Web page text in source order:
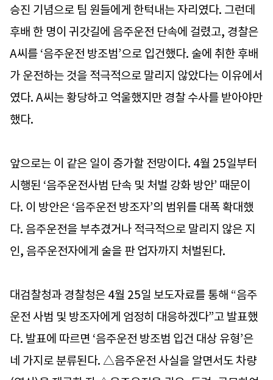
승진 기념으로 팀 원들에게 한턱내는 자리였다. 그런데
후배 한 명이 귀갓길에 음주운전 단속에 걸렸고, 경찰은
A씨를 ‘음주운전 방조범’으로 입건했다. 술에 취한 후배
가 운전하는 것을 적극적으로 말리지 않았다는 이유에서
였다. A씨는 황당하고 억울했지만 경찰 수사를 받아야만
했다.
앞으로는 이 같은 일이 증가할 전망이다. 4월 25일부터
시행된 ‘음주운전사범 단속 및 처벌 강화 방안’ 때문이
다. 이 방안은 ‘음주운전 방조자’의 범위를 대폭 확대했
다. 음주운전을 부추겼거나 적극적으로 말리지 않은 지
인, 음주운전자에게 술을 판 업자까지 처벌된다.
대검찰청과 경찰청은 4월 25일 보도자료를 통해 “음주
운전 사범 및 방조자에게 엄정히 대응하겠다”고 발표했
다. 발표에 따르면 ‘음주운전 방조범 입건 대상 유형’은
네 가지로 분류된다. △음주운전 사실을 알면서도 차량